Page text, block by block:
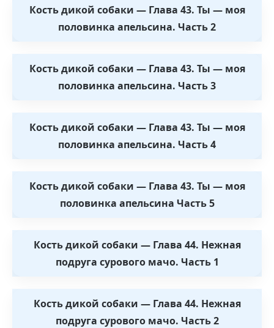
Кость дикой собаки — Глава 43. Ты — моя
половинка апельсина. Часть 2
Кость дикой собаки — Глава 43. Ты — моя
половинка апельсина. Часть 3
Кость дикой собаки — Глава 43. Ты — моя
половинка апельсина. Часть 4
Кость дикой собаки — Глава 43. Ты — моя
половинка апельсина Часть 5
Кость дикой собаки — Глава 44. Нежная
подруга сурового мачо. Часть 1
Кость дикой собаки — Глава 44. Нежная
подруга сурового мачо. Часть 2